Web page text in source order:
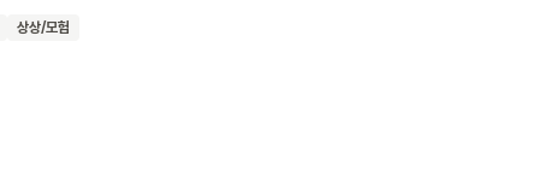
지막,
상상/모험